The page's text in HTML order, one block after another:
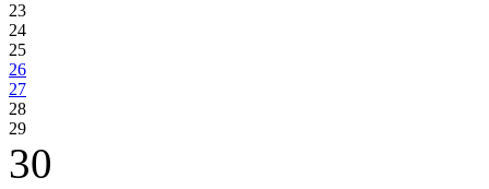
23
24
25
26
27
28
29
30